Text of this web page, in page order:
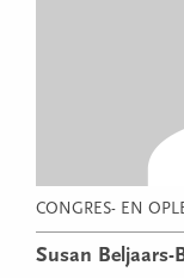
CONGRES- EN
Susan Beljaars-